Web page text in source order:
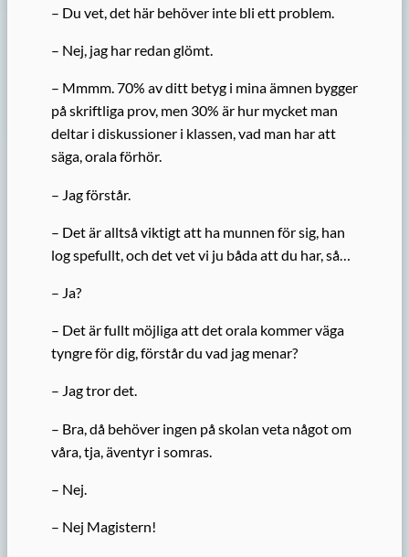
– Du vet, det här behöver inte bli ett problem.
– Nej, jag har redan glömt.
– Mmmm. 70% av ditt betyg i mina ämnen bygger
på skriftliga prov, men 30% är hur mycket man
deltar i diskussioner i klassen, vad man har att
säga, orala förhör.
– Jag förstår.
– Det är alltså viktigt att ha munnen för sig, han
log spefullt, och det vet vi ju båda att du har, så…
– Ja?
– Det är fullt möjliga att det orala kommer väga
tyngre för dig, förstår du vad jag menar?
– Jag tror det.
– Bra, då behöver ingen på skolan veta något om
våra, tja, äventyr i somras.
– Nej.
– Nej Magistern!